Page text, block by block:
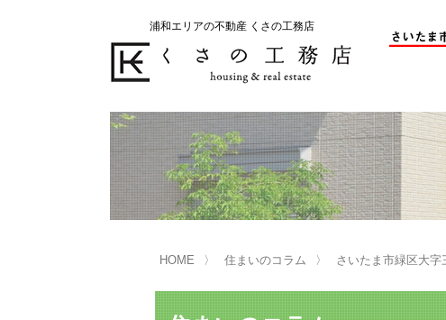
浦和エリアの不動産 くさの工務店
不動産の売却をお考えのお客様
くさの工務店が選ばれる理由 売却活動
不動産の購入をお考えのお客様
くさの工務店が選ばれる理由 購入された
HOME 住まいのコラム さいたま市緑区大字